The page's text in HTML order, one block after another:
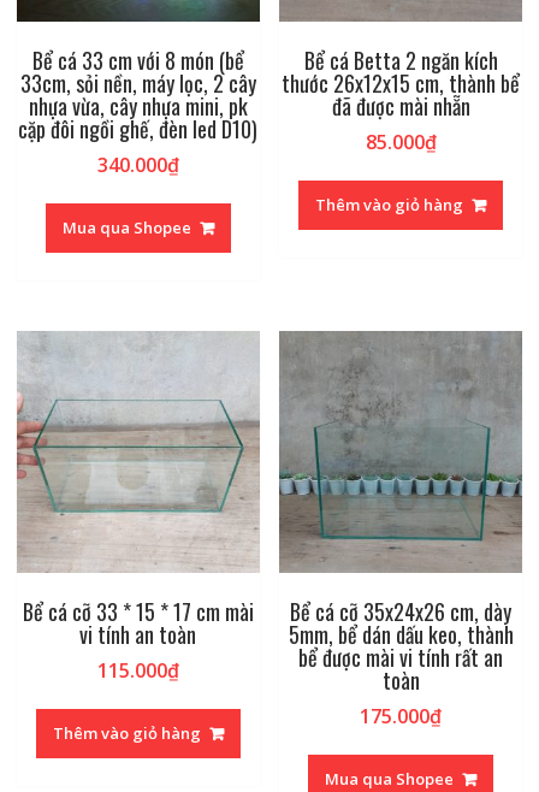
Bể cá 33 cm với 8 món (bể
33cm, sỏi nền, máy lọc, 2 cây
nhựa vừa, cây nhựa mini, pk
cặp đôi ngồi ghế, đèn led D10)
340.000₫
Mua qua Shopee
Bể cá Betta 2 ngăn kích
thước 26x12x15 cm, thành bể
đã được mài nhẵn
85.000₫
Thêm vào giỏ hàng
Bể cá cỡ 33 * 15 * 17 cm mài
vi tính an toàn
115.000₫
Thêm vào giỏ hàng
Bể cá cỡ 35x24x26 cm, dày
5mm, bể dán dấu keo, thành
bể được mài vi tính rất an
toàn
175.000₫
Mua qua Shopee